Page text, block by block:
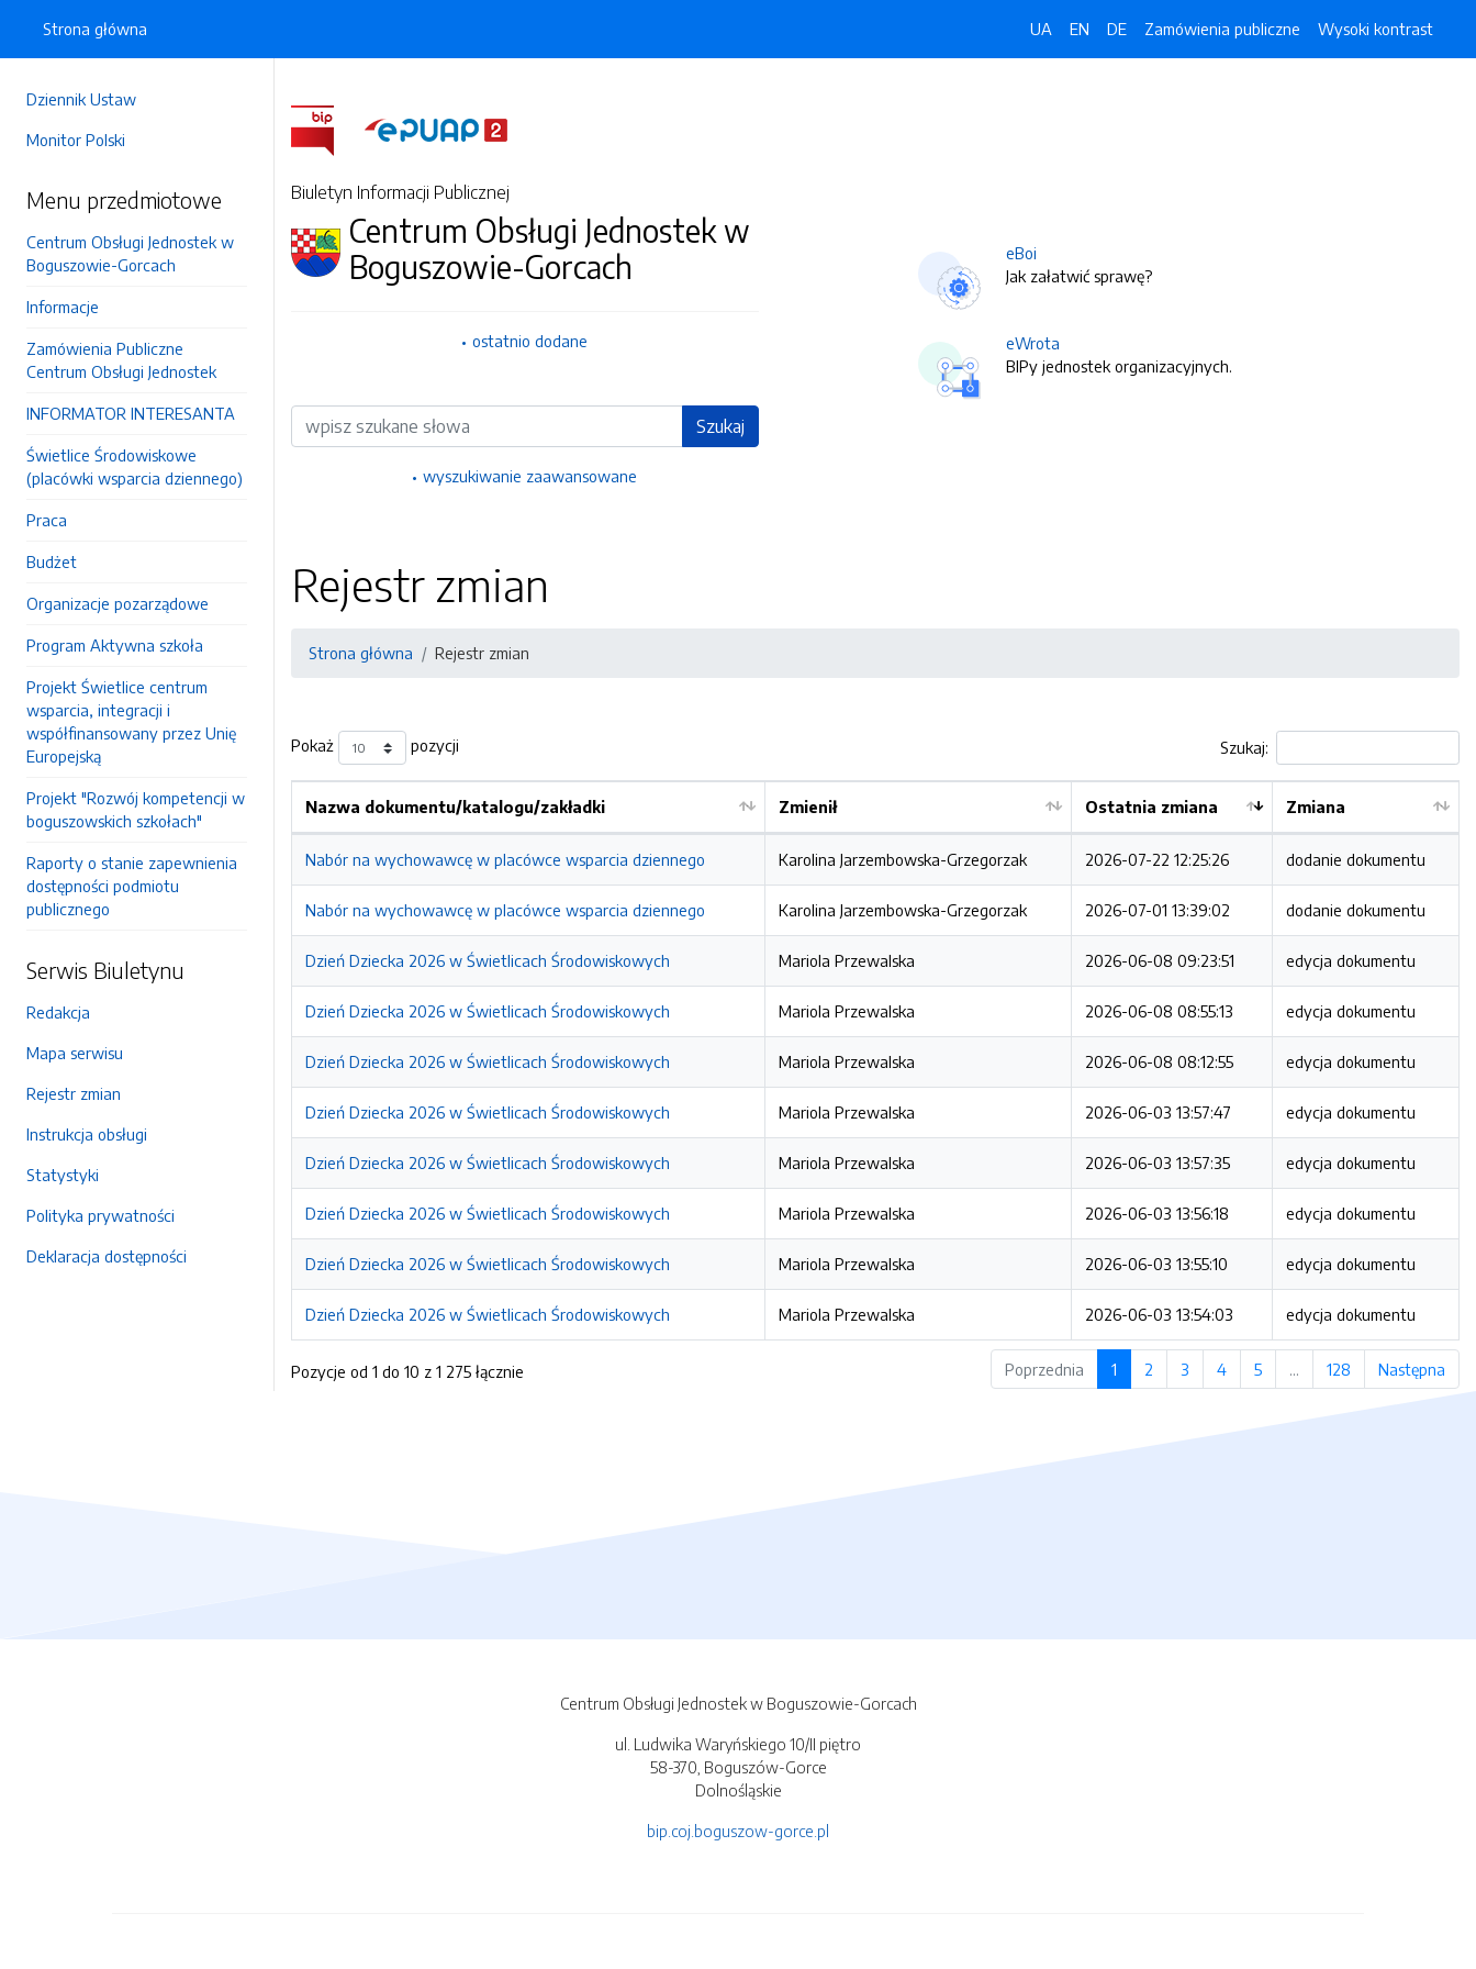
Dziennik Ustaw
Monitor Polski
Menu przedmiotowe
Centrum Obsługi Jednostek w
Boguszowie-Gorcach
Informacje
Zamówienia Publiczne
Centrum Obsługi Jednostek
INFORMATOR INTERESANTA
Świetlice Środowiskowe
(placówki wsparcia dziennego)
Praca
Budżet
Organizacje pozarządowe
Program Aktywna szkoła
Projekt Świetlice centrum
wsparcia, integracji i
współfinansowany przez Unię
Europejską
Projekt "Rozwój kompetencji w
boguszowskich szkołach"
Raporty o stanie zapewnienia
dostępności podmiotu
publicznego
Serwis Biuletynu
Redakcja
Mapa serwisu
Rejestr zmian
Instrukcja obsługi
Statystyki
Polityka prywatności
Deklaracja dostępności
Strona główna UA EN DE Zamówienia publiczne Wysoki kontrast
Biuletyn Informacji Publicznej
Centrum Obsługi Jednostek w
Boguszowie-Gorcach
ostatnio dodane
Wyszukiwarka Szukaj
wyszukiwanie zaawansowane
eBoi
Jak załatwić sprawę?
eWrota
BIPy jednostek organizacyjnych.
Rejestr zmian
Strona główna Rejestr zmian
Pokaż pozycji Szukaj:
Nazwa dokumentu/katalogu/zakładki Zmienił Ostatnia zmiana Zmiana
Nabór na wychowawcę w placówce wsparcia dziennego Karolina Jarzembowska-Grzegorzak 2026-07-22 12:25:26 dodanie dokumentu
Nabór na wychowawcę w placówce wsparcia dziennego Karolina Jarzembowska-Grzegorzak 2026-07-01 13:39:02 dodanie dokumentu
Dzień Dziecka 2026 w Świetlicach Środowiskowych Mariola Przewalska 2026-06-08 09:23:51 edycja dokumentu
Dzień Dziecka 2026 w Świetlicach Środowiskowych Mariola Przewalska 2026-06-08 08:55:13 edycja dokumentu
Dzień Dziecka 2026 w Świetlicach Środowiskowych Mariola Przewalska 2026-06-08 08:12:55 edycja dokumentu
Dzień Dziecka 2026 w Świetlicach Środowiskowych Mariola Przewalska 2026-06-03 13:57:47 edycja dokumentu
Dzień Dziecka 2026 w Świetlicach Środowiskowych Mariola Przewalska 2026-06-03 13:57:35 edycja dokumentu
Dzień Dziecka 2026 w Świetlicach Środowiskowych Mariola Przewalska 2026-06-03 13:56:18 edycja dokumentu
Dzień Dziecka 2026 w Świetlicach Środowiskowych Mariola Przewalska 2026-06-03 13:55:10 edycja dokumentu
Dzień Dziecka 2026 w Świetlicach Środowiskowych Mariola Przewalska 2026-06-03 13:54:03 edycja dokumentu
Pozycje od 1 do 10 z 1 275 łącznie Poprzednia 1 2 3 4 5 … 128 Następna
Centrum Obsługi Jednostek w Boguszowie-Gorcach
ul. Ludwika Waryńskiego 10/II piętro
58-370, Boguszów-Gorce
Dolnośląskie
bip.coj.boguszow-gorce.pl